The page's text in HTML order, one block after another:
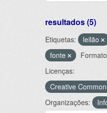
resultados (5)
Etiquetas: leilão
fonte
Licenças:
Creative
Organizações: